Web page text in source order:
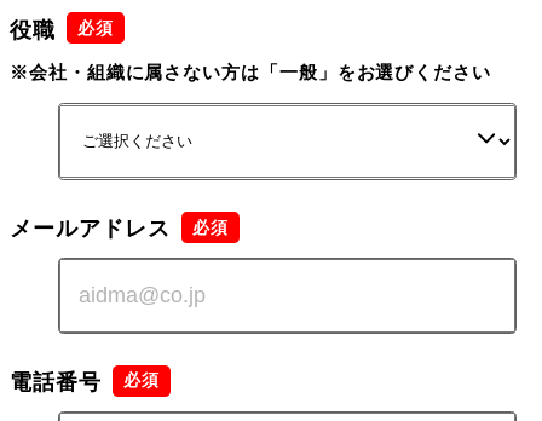
役職
※会社・組織に属さない方は「一般」をお選びください
メールアドレス
電話番号